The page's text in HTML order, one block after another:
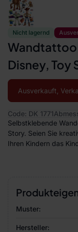
Nicht lagernd
Wandtattoo
Disney, Toy
Ausverkauft,
Code: DK 1771
Selbstklebende
Story. Seien Sie
Ihren Kindern das
Muster:
Hersteller: